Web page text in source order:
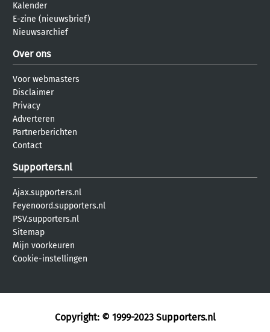
Kalender
E-zine (nieuwsbrief)
Nieuwsarchief
Over ons
Voor webmasters
Disclaimer
Privacy
Adverteren
Partnerberichten
Contact
Supporters.nl
Ajax.supporters.nl
Feyenoord.supporters.nl
PSV.supporters.nl
Sitemap
Mijn voorkeuren
Cookie-instellingen
Copyright: © 1999-2023 Supporters.nl